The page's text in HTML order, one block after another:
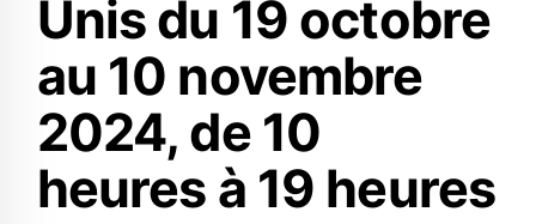
Unis du 19 octobre
au 10 novembre
2024, de 10
heures à 19 heures